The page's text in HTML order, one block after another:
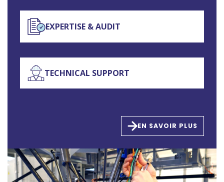
EXPERTISE & AUDIT
TECHNICAL SUPPORT
EN SAVOIR PLUS